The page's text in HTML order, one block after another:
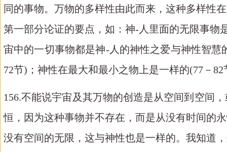
同的事物。万物的多样性由此而来，这种多样性
第一部分论证的要点，如：神-人里面的无限事物
宙中的一切事物都是神-人的神性之爱与神性智慧
72节)；神性在最大和最小之物上是一样的(77－82
156.不能说宇宙及其万物的创造是从空间到空间
恒，因为这种事物并不存在，而是从没有时间的
没有空间的无限，这与神性也是一样的。我知道